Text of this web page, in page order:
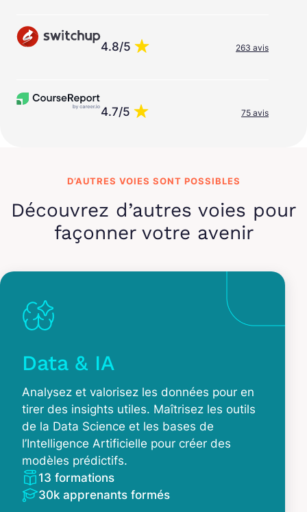
4.8/5 263 avis
4.7/5 75 avis
D’AUTRES VOIES SONT POSSIBLES
Découvrez d’autres voies pour
façonner votre avenir
Data & IA
Analysez et valorisez les données pour en
tirer des insights utiles. Maîtrisez les outils
de la Data Science et les bases de
l’Intelligence Artificielle pour créer des
modèles prédictifs.
13 formations
30k apprenants formés